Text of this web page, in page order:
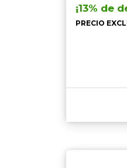
¡13% de
PRECIO